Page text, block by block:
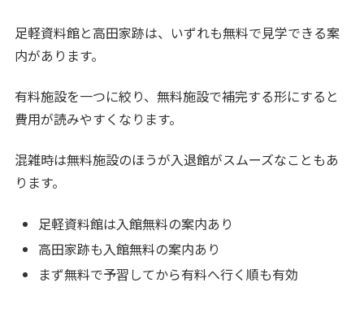
足軽資料館と高田家跡は、いずれも無料で見学できる案
内があります。
有料施設を一つに絞り、無料施設で補完する形にすると
費用が読みやすくなります。
混雑時は無料施設のほうが入退館がスムーズなこともあ
ります。
足軽資料館は入館無料の案内あり
高田家跡も入館無料の案内あり
まず無料で予習してから有料へ行く順も有効